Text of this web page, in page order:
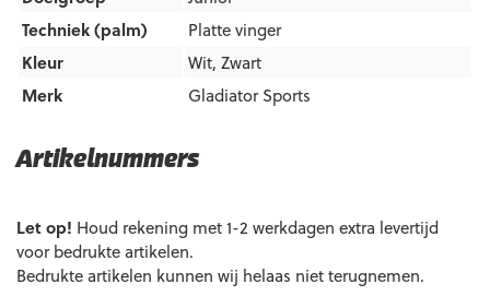
Artikelnummers
Let op! Houd rekening met 1-2 werkdagen extra levertijd
voor bedrukte artikelen.
Bedrukte artikelen kunnen wij helaas niet terugnemen.
Techniek (palm)
Platte vinger
Kleur
Wit, Zwart
Merk
Gladiator Sports